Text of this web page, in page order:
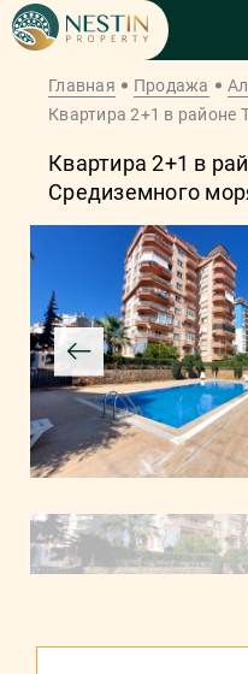
Главная Продажа
Квартира 2+1 в районе
Квартира 2+1 в
Средиземного